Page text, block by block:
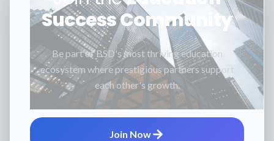
Success Community
Be part of BSD's most thriving education
ecosystem where prestigious partners support
each other's growth.
Join Now